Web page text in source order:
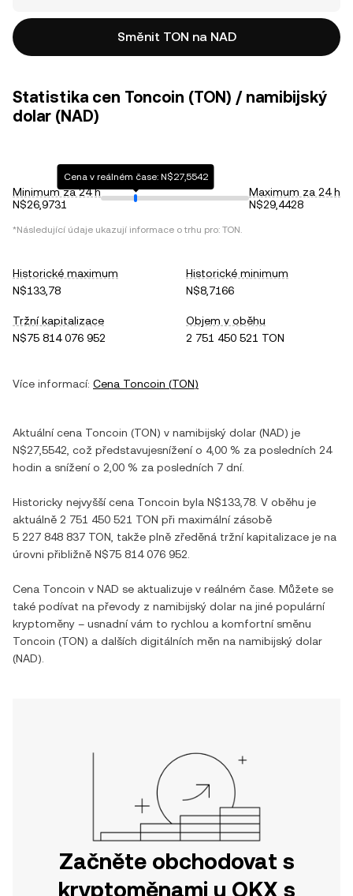
Směnit TON na NAD
Statistika cen Toncoin (TON) / namibijský
dolar (NAD)
Minimum za 24 h
N$26,9731
Cena v reálném čase: N$27,5542
Maximum za 24 h
N$29,4428
*Následující údaje ukazují informace o trhu pro: TON.
Historické maximum
N$133,78
Historické minimum
N$8,7166
Tržní kapitalizace
N$75 814 076 952
Objem v oběhu
2 751 450 521 TON
Více informací: Cena Toncoin (TON)
Aktuální cena Toncoin (TON) v namibijský dolar (NAD) je
N$27,5542 , což představujesníženío 4,00 % za posledních 24
hodin a sníženío 2,00 % za posledních 7 dní.
Historicky nejvyšší cena Toncoin byla N$133,78 . V oběhu je
aktuálně 2 751 450 521 TON při maximální zásobě
5 227 848 837 TON , takže plně zředěná tržní kapitalizace je na
úrovni přibližně N$75 814 076 952
Cena Toncoin v NAD se aktualizuje v reálném čase. Můžete se
také podívat na převody z namibijský dolar na jiné populární
kryptoměny – usnadní vám to rychlou a komfortní směnu
Toncoin (TON) a dalších digitálních měn na namibijský dolar
(NAD).
Začněte obchodovat s
kryptoměnami u OKX s